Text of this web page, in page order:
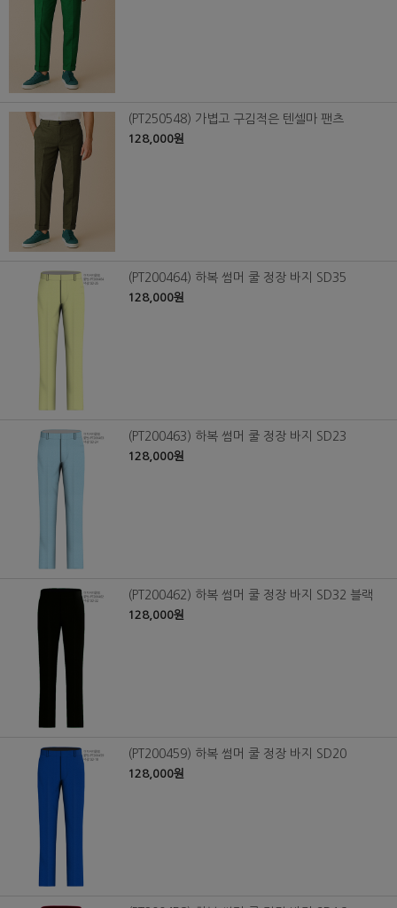
(PT250548) 가볍고 구김적은 텐셀마 팬츠
128,000원
(PT200464) 하복 썸머 쿨 정장 바지 SD35
128,000원
(PT200463) 하복 썸머 쿨 정장 바지 SD23
128,000원
(PT200462) 하복 썸머 쿨 정장 바지 SD32 블랙
128,000원
(PT200459) 하복 썸머 쿨 정장 바지 SD20
128,000원